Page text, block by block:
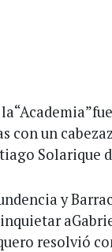
con un
Solarique
y
resolvió